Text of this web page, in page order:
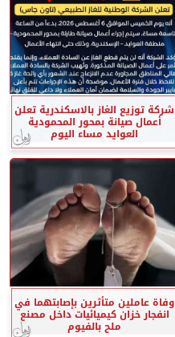
شركة توزيع الغاز بالاسكندرية تعلن
أعمال صيانة بمحور المحمودية
العوايد مساء اليوم
وفاة عاملين متأثرين بإصابتهما في
انفجار خزان كيميائيات داخل مصنع
ملح بالفيوم